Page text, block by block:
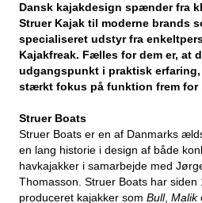
Dansk kajakdesign spænder fra
Struer Kajak til moderne brands
specialiseret udstyr fra
Kajakfreak. Fælles for dem er, at
udgangspunkt i praktisk
stærkt fokus på funktion frem for
Struer Boats
Struer Boats er en af Danmarks
en lang historie i design af både
havkajakker i samarbejde med
Thomasson. Struer Boats har siden
produceret kajakker som Bull, Malik